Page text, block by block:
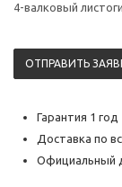
4-валковый
ОТПРАВИТЬ
Гарантия 1 год
Доставка по
Официальный